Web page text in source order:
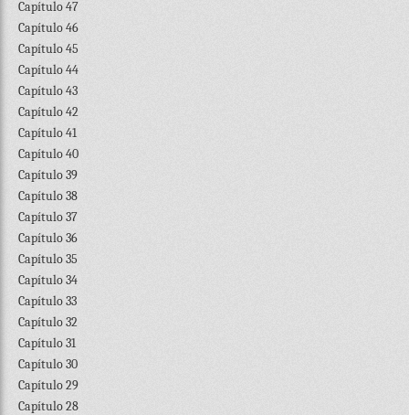
Capítulo 47
Capítulo 46
Capítulo 45
Capítulo 44
Capítulo 43
Capítulo 42
Capítulo 41
Capítulo 40
Capítulo 39
Capítulo 38
Capítulo 37
Capítulo 36
Capítulo 35
Capítulo 34
Capítulo 33
Capítulo 32
Capítulo 31
Capítulo 30
Capítulo 29
Capítulo 28